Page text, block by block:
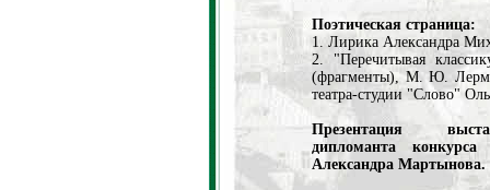
Поэтическая страница:
1. Лирика Александра
2. "Перечитывая
(фрагменты), М. Ю.
театра-студии "Слово"
Презентация
дипломанта
Александра Мартынова.